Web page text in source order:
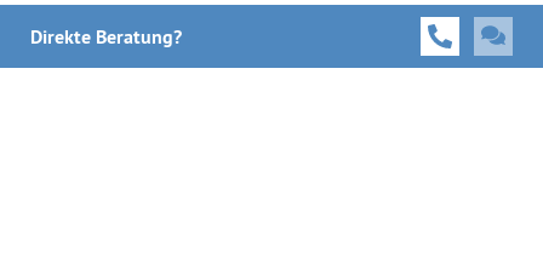
Direkte Beratung?